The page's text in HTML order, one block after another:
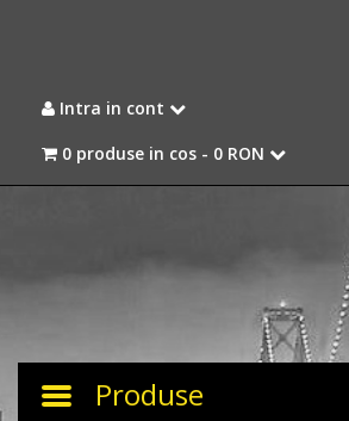
Intra in cont
0 produse in cos - 0 RON
Toggle
Produse